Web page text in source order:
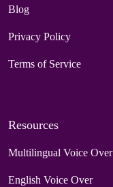
Blog
Privacy Policy
Terms of Service
Resources
Multilingual Voice Over
English Voice Over